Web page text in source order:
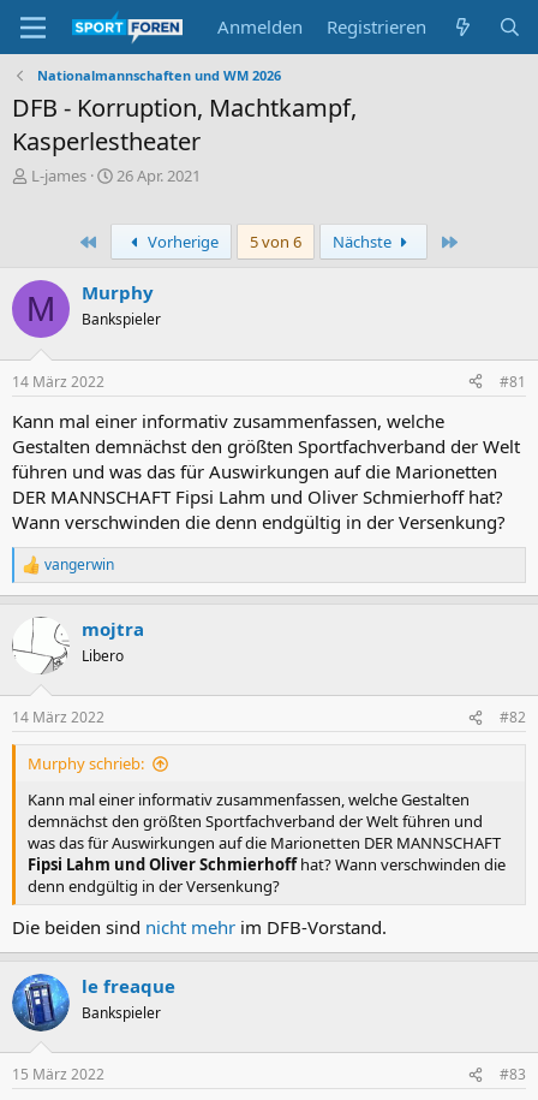
Anmelden Registrieren
Nationalmannschaften und WM 2026
DFB - Korruption, Machtkampf,
Kasperlestheater
E
l
l
e
L-james
E
e
t
26 Apr. 2021
Erste Vorherige 5 von 6 Nächste
M Murphy
Bankspieler
14 März 2022 #81
Kann mal einer informativ zusammenfassen, welche
Gestalten demnächst den größten Sportfachverband der Welt
führen und was das für Auswirkungen auf die Marionetten
DER MANNSCHAFT Fipsi Lahm und Oliver Schmierhoff hat?
Wann verschwinden die denn endgültig in der Versenkung?
R
e
t
e
n
vangerwin
mojtra
Libero
14 März 2022 #82
Murphy schrieb:
Kann mal einer informativ zusammenfassen, welche Gestalten
demnächst den größten Sportfachverband der Welt führen und
was das für Auswirkungen auf die Marionetten DER MANNSCHAFT
Fipsi Lahm und Oliver Schmierhoffhat? Wann verschwinden die
denn endgültig in der Versenkung?
Die beiden sind nicht mehr im DFB-Vorstand.
le freaque
Bankspieler
15 März 2022 #83